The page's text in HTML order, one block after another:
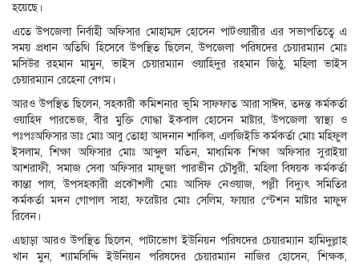
হয়েছে।
এতে উপজেলা নির্বাহী অফিসার মোহাম্মদ হোসেন পাটওয়ারীর এর সভাপতিত্বে এ
সময় প্রধান অতিথি হিসেবে উপস্থিত ছিলেন, উপজেলা পরিষদের চেয়ারম্যান মোঃ
মসিউর রহমান মামুন, ভাইস চেয়ারম্যান ওয়াহিদুর রহমান জিঠু, মহিলা ভাইস
চেয়ারম্যান রেহেনা বেগম।
আরও উপস্থিত ছিলেন, সহকারী কমিশনার ভূমি সাফফাত আরা সাঈদ, তদন্ত কর্মকর্তা
ওয়াহিদ পারভেজ, বীর মুক্তি যোদ্ধা ইকবাল হোসেন মাষ্টার, উপজেলা স্বাস্থ্য ও
পঃপঃঅফিসার ডাঃ মোঃ আবু তোহা আদনান শাকিল, এলজিইডি কর্মকর্তা মোঃ মহিফুল
ইসলাম, শিক্ষা অফিসার মোঃ আব্দুল মতিন, মাধ্যমিক শিক্ষা অফিসার সুরাইয়া
আশরাফী, সমাজ সেবা অফিসার মাফুজা পারভীন চৌধুরী, মহিলা বিষয়ক কর্মকর্তা
কান্তা পাল, উপসহকারী প্রকৌশলী মোঃ আসিফ নেওয়াজ, পল্লী বিদ্যুৎ সমিতির
কর্মকর্তা মদন গোপাল সাহা, ফরেষ্টার মোঃ সেলিম, ফায়ার স্টেশন মাষ্টার মাফুদ
রিবেন।
এছাড়া আরও উপস্থিত ছিলেন, পাটাভোগ ইউনিয়ন পরিষদের চেয়ারম্যান হামিদুল্লাহ
খান মুন, শ্যামসিদ্দি ইউনিয়ন পরিষদের চেয়ারম্যান নাজির হোসেন, শিক্ষক,